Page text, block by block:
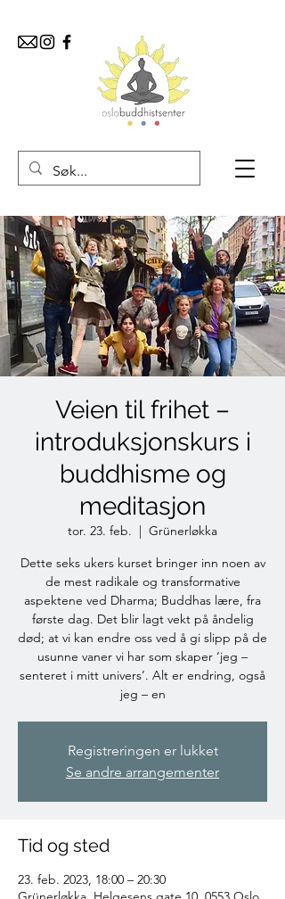
Veien til frihet –
introduksjonskurs i
buddhisme og
meditasjon
tor. 23. feb.
  |
Grünerløkka
Dette seks ukers kurset bringer inn noen av
de mest radikale og transformative
aspektene ved Dharma; Buddhas lære, fra
første dag. Det blir lagt vekt på åndelig
død; at vi kan endre oss ved å gi slipp på de
usunne vaner vi har som skaper ‘jeg –
senteret i mitt univers’. Alt er endring, også
jeg – en
Registreringen er lukket
Se andre arrangementer
Tid og sted
23. feb. 2023, 18:00 – 20:30